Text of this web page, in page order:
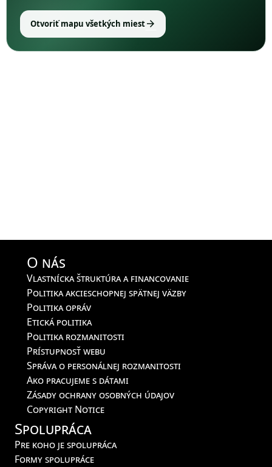
Otvoriť mapu všetkých miestarrow_forward
O nás
Vlastnícka štruktúra a financovanie
Politika akcieschopnej spätnej väzby
Politika opráv
Etická politika
Politika rozmanitosti
Prístupnosť webu
Správa o personálnej rozmanitosti
Ako pracujeme s dátami
Zásady ochrany osobných údajov
Copyright Notice
Spolupráca
Pre koho je spolupráca
Formy spolupráce